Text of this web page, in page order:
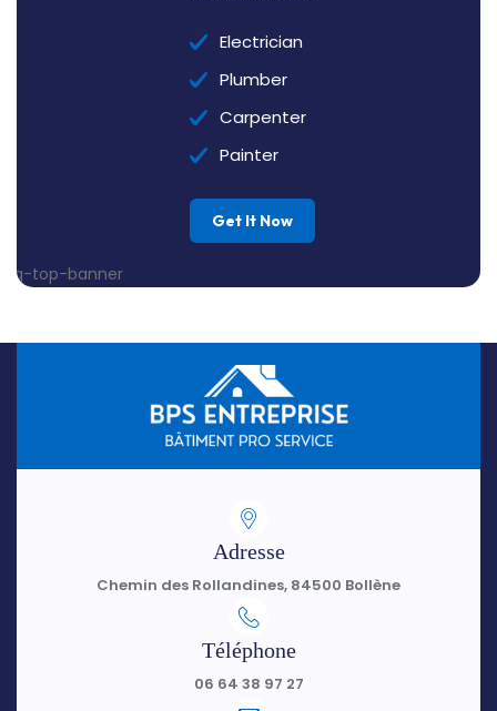
Electrician
Plumber
Carpenter
Painter
Get It Now
Adresse
Chemin des Rollandines, 84500 Bollène
Téléphone
06 64 38 97 27